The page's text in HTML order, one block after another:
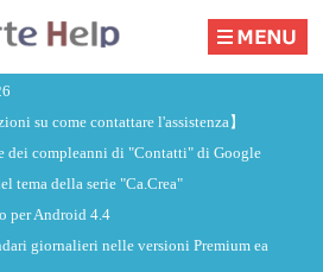
su come contattare l'assistenza】
dei compleanni di "Contatti" di Google
tema della serie "Ca.Crea"
per Android 4.4
giornalieri nelle versioni Premium ea